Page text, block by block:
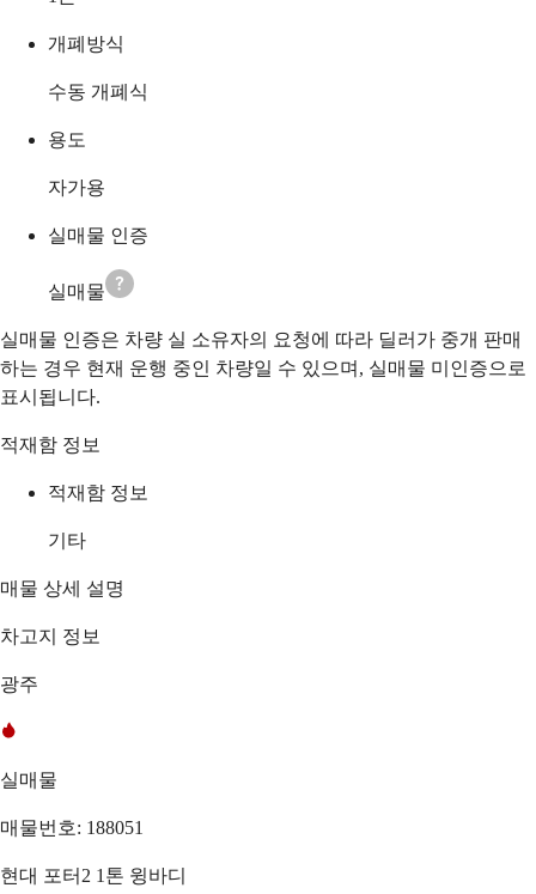
개폐방식
수동 개폐식
용도
자가용
실매물 인증
실매물
실매물 인증은 차량 실 소유자의 요청에 따라 딜러가 중개 판매
하는 경우 현재 운행 중인 차량일 수 있으며, 실매물 미인증으로
표시됩니다.
적재함 정보
적재함 정보
기타
매물 상세 설명
차고지 정보
광주
실매물
매물번호: 188051
현대 포터2 1톤 윙바디